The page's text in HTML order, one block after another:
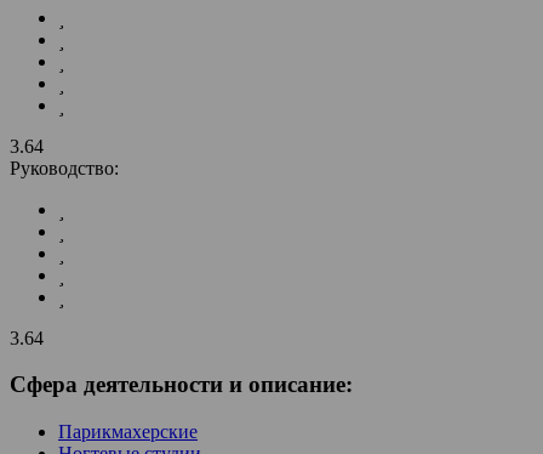
3.64
Руководство:
3.64
Сфера деятельности и описание:
Парикмахерские